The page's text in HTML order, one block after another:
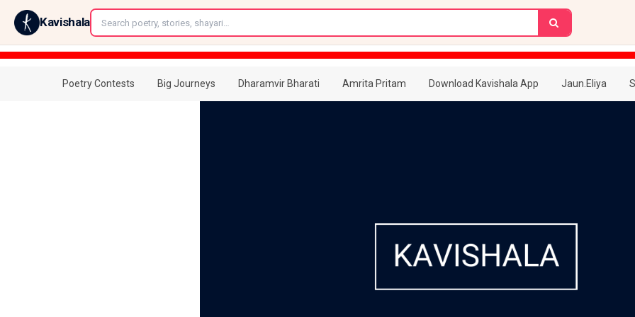
Kavishala
Poetry Contests Big Journeys Dharamvir Bharati Amrita Pritam Download Kavishala App Jaun.Eliya